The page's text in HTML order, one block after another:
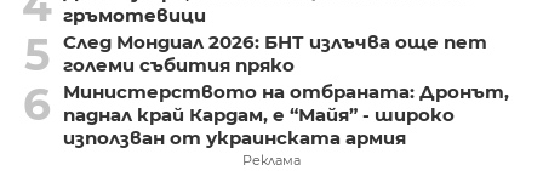
гръмотевици
5 След Мондиал 2026: БНТ излъчва още пет
големи събития пряко
6
Министерството на отбраната: Дронът,
паднал край Кардам, е “Майя” - широко
използван от украинската армия
Реклама